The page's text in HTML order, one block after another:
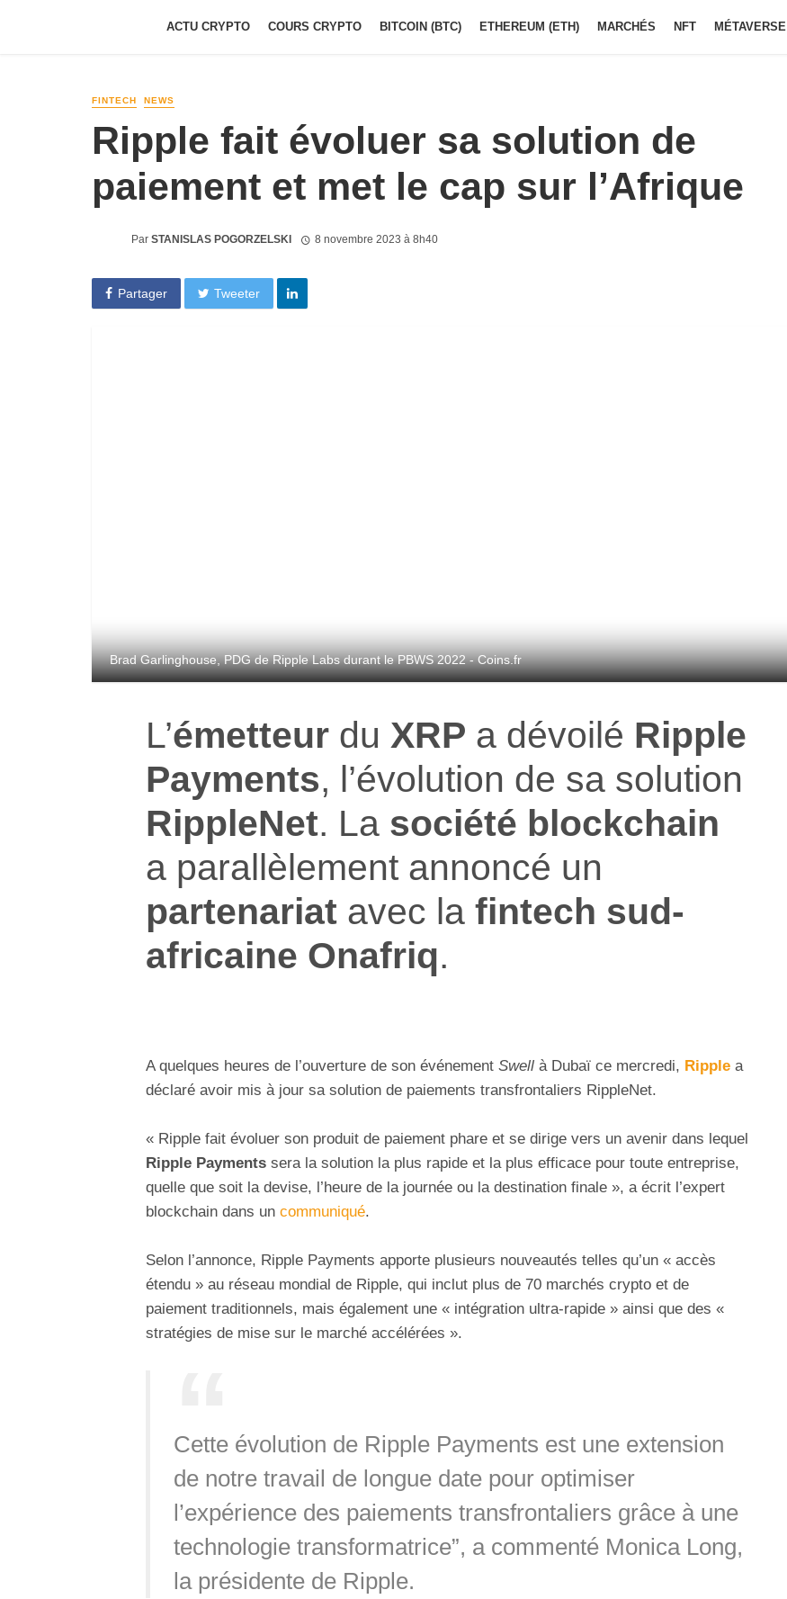
ACTU CRYPTO COURS CRYPTO BITCOIN (BTC) ETHEREUM (ETH) MARCHÉS NFT MÉTAVERSE
FINTECH NEWS
Ripple fait évoluer sa solution de
paiement et met le cap sur l’Afrique
Par STANISLAS POGORZELSKI 8 novembre 2023 à 8h40
Partager Tweeter
Brad Garlinghouse, PDG de Ripple Labs durant le PBWS 2022 - Coins.fr
L’émetteur du XRP a dévoilé Ripple
Payments, l’évolution de sa solution
RippleNet. La société blockchain
a parallèlement annoncé un
partenariat avec la fintech sud-
africaine Onafriq.
A quelques heures de l’ouverture de son événement Swell à Dubaï ce mercredi, Ripple a
déclaré avoir mis à jour sa solution de paiements transfrontaliers RippleNet.
« Ripple fait évoluer son produit de paiement phare et se dirige vers un avenir dans lequel
Ripple Payments sera la solution la plus rapide et la plus efficace pour toute entreprise,
quelle que soit la devise, l’heure de la journée ou la destination finale », a écrit l’expert
blockchain dans un communiqué.
Selon l’annonce, Ripple Payments apporte plusieurs nouveautés telles qu’un « accès
étendu » au réseau mondial de Ripple, qui inclut plus de 70 marchés crypto et de
paiement traditionnels, mais également une « intégration ultra-rapide » ainsi que des «
stratégies de mise sur le marché accélérées ».
Cette évolution de Ripple Payments est une extension
de notre travail de longue date pour optimiser
l’expérience des paiements transfrontaliers grâce à une
technologie transformatrice”, a commenté Monica Long,
la présidente de Ripple.